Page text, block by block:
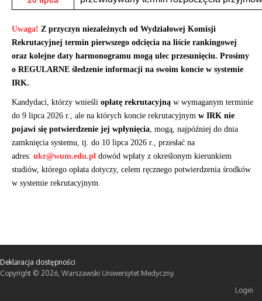
Uwaga! Z przyczyn niezależnych od Wydziałowej Komisji
Rekrutacyjnej termin pierwszego odcięcia na liście rankingowej
oraz kolejne daty harmonogramu mogą ulec przesunięciu. Prosimy
o REGULARNE śledzenie informacji na swoim koncie w systemie
IRK.
Kandydaci, którzy wnieśli opłatę rekrutacyjną w wymaganym terminie
do 9 lipca 2026 r., ale na których koncie rekrutacyjnym w IRK nie
pojawi się potwierdzenie jej wpłynięcia, mogą, najpóźniej do dnia
zamknięcia systemu, tj. do 10 lipca 2026 r., przesłać na
adres: ukr@wum.edu.pl dowód wpłaty z określonym kierunkiem
studiów, którego opłata dotyczy, celem ręcznego potwierdzenia środków
w systemie rekrutacyjnym.
Deklaracja dostępności
Copyright © 2026, Warszawski Uniwersytet Medyczny.
Login